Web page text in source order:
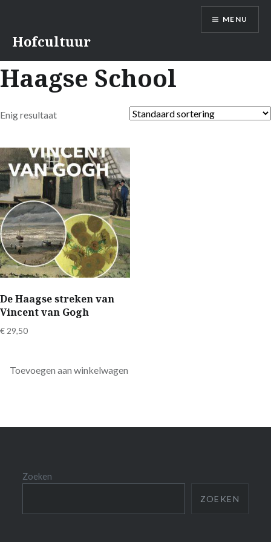
inhoudHofcultuur
MENU
Haagse School
Enig resultaat
De Haagse streken van
Vincent van Gogh
€ 29,50
Toevoegen aan winkelwagen
Zoeken
ZOEKEN